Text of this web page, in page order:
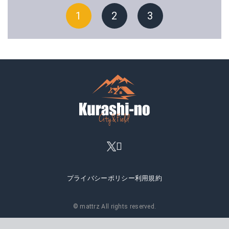
1 2 3
プライバシーポリシー利用規約
© mattrz All rights reserved.